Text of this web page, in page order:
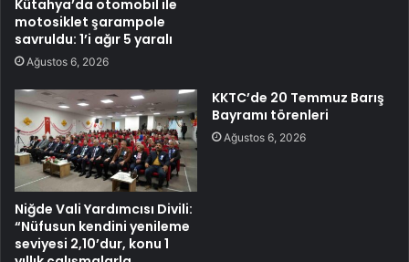
Kütahya’da otomobil ile
motosiklet şarampole
savruldu: 1’i ağır 5 yaralı
Ağustos 6, 2026
Niğde Vali Yardımcısı Divili:
“Nüfusun kendini yenileme
seviyesi 2,10’dur, konu 1
KKTC’de 20 Temmuz Barış
Bayramı törenleri
Ağustos 6, 2026